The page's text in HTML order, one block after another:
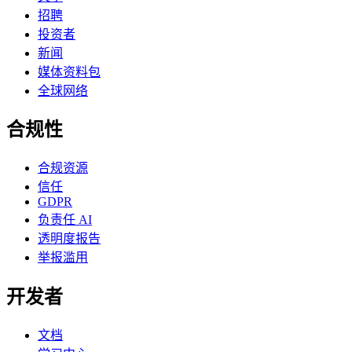
招聘
投资者
新闻
媒体资料包
全球网络
合规性
合规资源
信任
GDPR
负责任 AI
透明度报告
举报滥用
开发者
文档